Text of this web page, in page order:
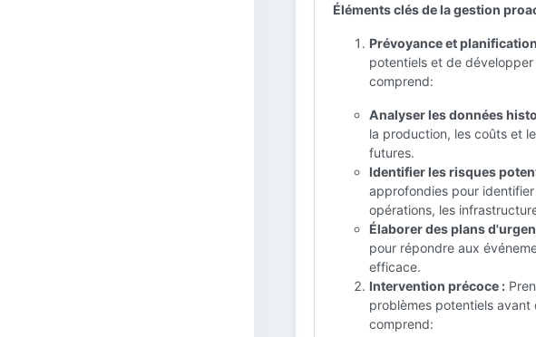
Éléments clés de la gestion
Prévoyance et
potentiels et de
comprend:
Analyser les données
la production, les coûts et
futures.
Identifier les risques
approfondies pour
opérations, les
Élaborer des plans
pour répondre aux
efficace.
Intervention précoce :
problèmes potentiels avant
comprend: